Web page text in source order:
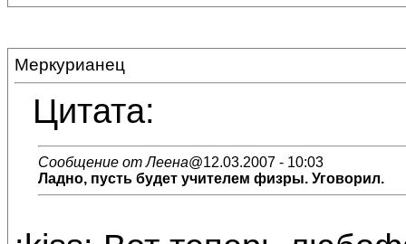
Меркурианец
Цитата:
Сообщение от Леена@12.03.2007 - 10:03
Ладно, пусть будет учителем физры. Уговорил.